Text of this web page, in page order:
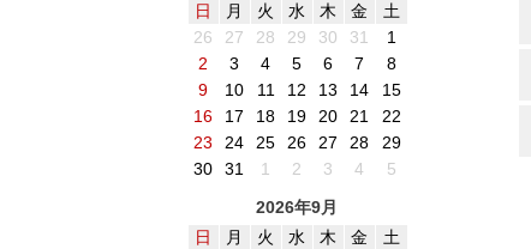
日
月 火 水 木 金
土
26
27 28 29 30 31
1
2
3 4 5 6 7
8
9
10 11 12 13 14
15
16
17 18 19 20 21
22
23
24 25 26 27 28
29
30
31 1 2 3 4
5
2026年9月
日
月 火 水 木 金
土